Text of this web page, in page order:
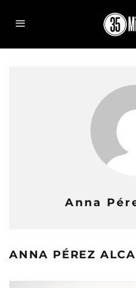
Anna
ANNA PÉREZ